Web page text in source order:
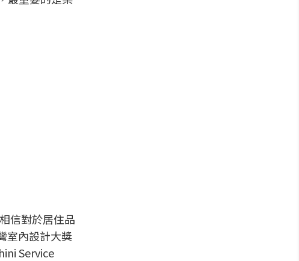
信對於居住品
室內設計大獎
Service